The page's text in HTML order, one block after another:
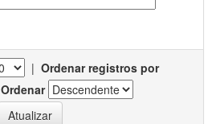
| Ordenar registros por
Ordenar